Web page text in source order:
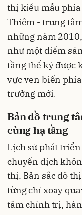
thị kiểu mẫu
Thiêm - trung
những năm
như một điểm
tầng thế kỷ được
vực ven biển
trưởng mới.
Bản đồ trung
cùng hạ tầng
Lịch sử phát triển
chuyển dịch
thị. Bản sắc đô
từng chỉ xoay
tâm chính trị,